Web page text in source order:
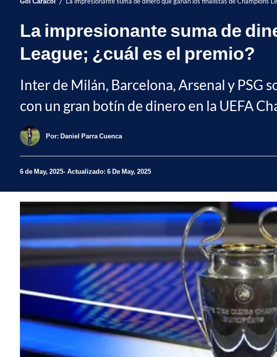
La impresionante suma de
League; ¿cuál es el premio?
Inter de Milán, Barcelona, Arsenal y PSG
con un gran botín de dinero en la UEFA
Por: Daniel Parra Cuenca
6 de May, 2025 Actualizado: 6 De May, 2025